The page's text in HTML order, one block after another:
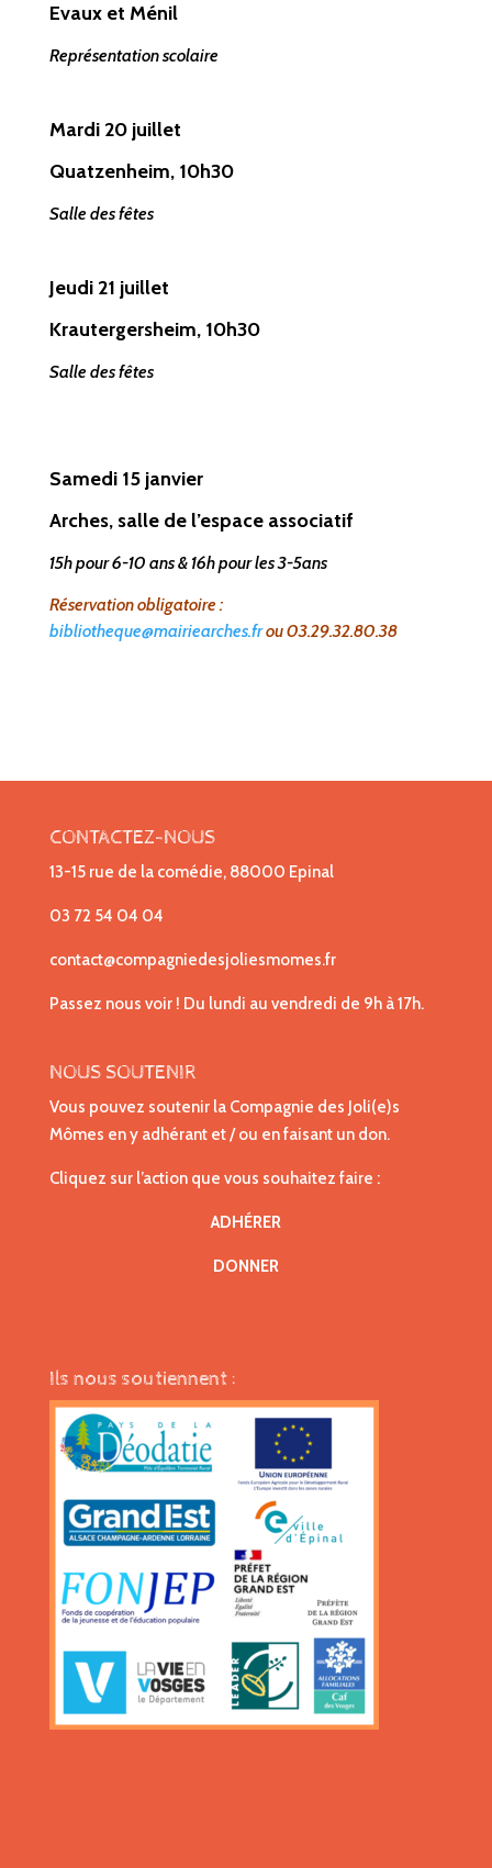
Evaux et Ménil
Représentation scolaire
Mardi 20 juillet
Quatzenheim, 10h30
Salle des fêtes
Jeudi 21 juillet
Krautergersheim, 10h30
Salle des fêtes
Samedi 15 janvier
Arches, salle de l’espace associatif
15h pour 6-10 ans & 16h pour les 3-5ans
Réservation obligatoire :
bibliotheque@mairiearches.frou 03.29.32.80.38
CONTACTEZ-NOUS
13-15 rue de la comédie, 88000 Epinal
03 72 54 04 04
contact@compagniedesjoliesmomes.fr
Passez nous voir ! Du lundi au vendredi de 9h à 17h.
NOUS SOUTENIR
Vous pouvez soutenir la Compagnie des Joli(e)s
Mômes en y adhérant et / ou en faisant un don.
Cliquez sur l’action que vous souhaitez faire :
ADHÉRER
DONNER
Ils nous soutiennent :